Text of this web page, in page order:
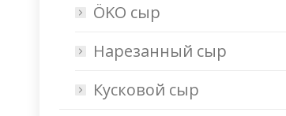
ÖKO сыр
Нарезанный сыр
Кусковой сыр